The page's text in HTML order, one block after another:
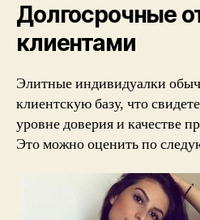
Долгосрочные
клиентами
Элитные индивидуалки
клиентскую базу, что
уровне доверия и качестве
Это можно оценить по